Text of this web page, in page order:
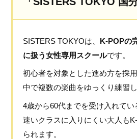
SISTERS TOKYOは、 K-POPの
に扱う女性専用スクールです。
初心者を対象とした進め方を採
中で複数の楽曲をゆっくり練習し
4歳から60代までを受け入れて
速いクラスに入りにくい大人も
られます。